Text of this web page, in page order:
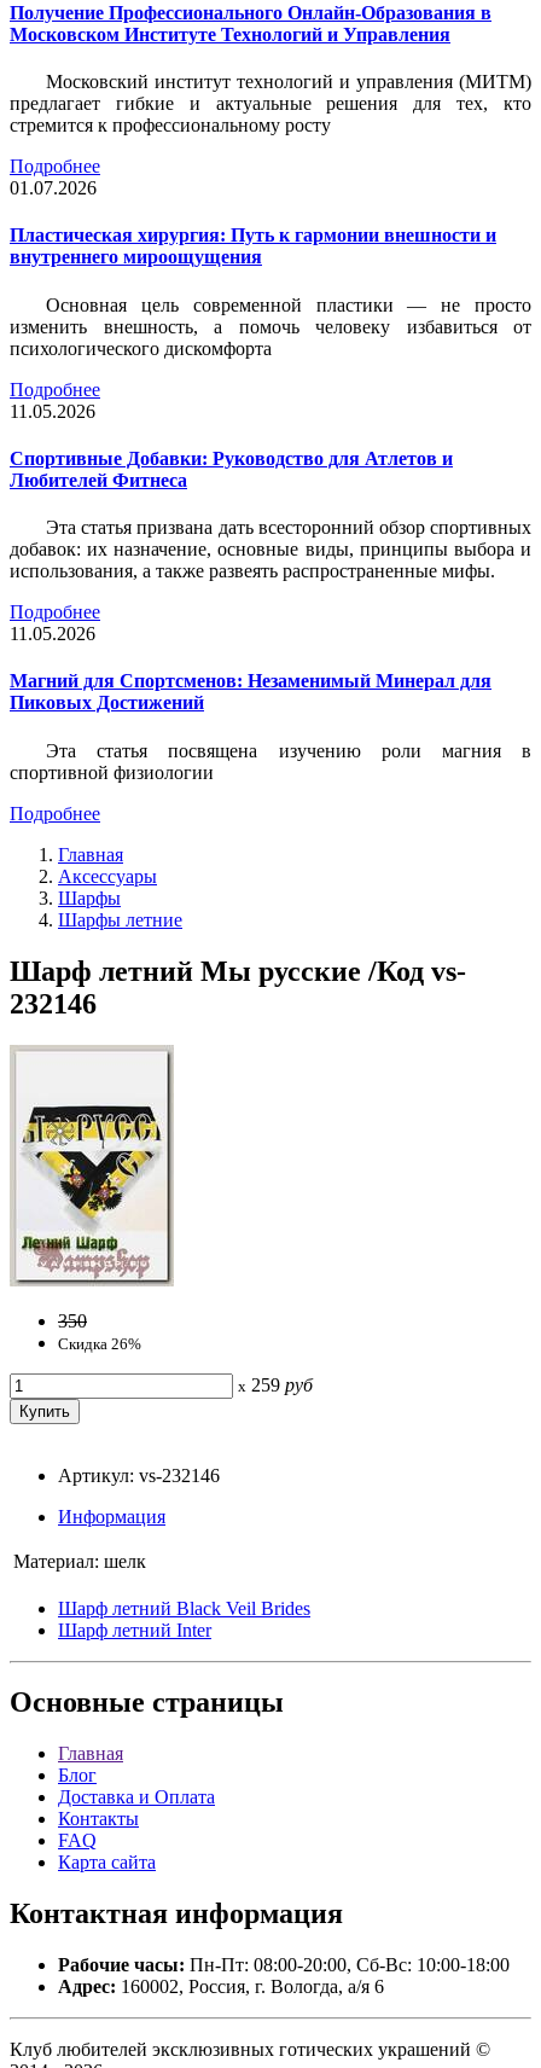
Получение Профессионального Онлайн-Образования в
Московском Институте Технологий и Управления
Московский институт технологий и управления (МИТМ)
предлагает гибкие и актуальные решения для тех, кто
стремится к профессиональному росту
Подробнее
01.07.2026
Пластическая хирургия: Путь к гармонии внешности и
внутреннего мироощущения
Основная цель современной пластики — не просто
изменить внешность, а помочь человеку избавиться от
психологического дискомфорта
Подробнее
11.05.2026
Спортивные Добавки: Руководство для Атлетов и
Любителей Фитнеса
Эта статья призвана дать всесторонний обзор спортивных
добавок: их назначение, основные виды, принципы выбора и
использования, а также развеять распространенные мифы.
Подробнее
11.05.2026
Магний для Спортсменов: Незаменимый Минерал для
Пиковых Достижений
Эта статья посвящена изучению роли магния в
спортивной физиологии
Подробнее
Главная
Аксессуары
Шарфы
Шарфы летние
Шарф летний Мы русские /Код vs-
232146
350
Скидка 26%
x 259 руб
Артикул: vs-232146
Информация
Материал: шелк
Шарф летний Black Veil Brides
Шарф летний Inter
Основные страницы
Главная
Блог
Доставка и Оплата
Контакты
FAQ
Карта сайта
Контактная информация
Рабочие часы: Пн-Пт: 08:00-20:00, Сб-Вс: 10:00-18:00
Адрес: 160002, Россия, г. Вологда, а/я 6
Клуб любителей эксклюзивных готических украшений ©